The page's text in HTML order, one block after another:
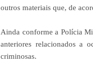
outros materiais que, de
Ainda conforme a Polícia
anteriores relacionados a
criminosas.